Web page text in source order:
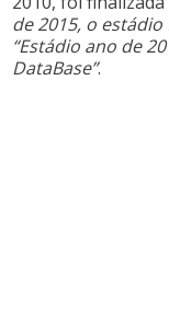
de 2015, o
“Estádio ano de
DataBase”.